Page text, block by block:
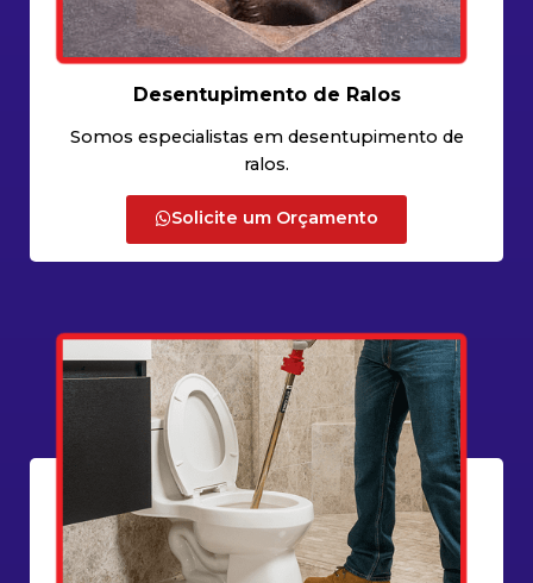
Desentupimento de Ralos
Somos especialistas em desentupimento de
ralos.
Solicite um Orçamento